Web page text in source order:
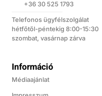
+36 30 525 1793
Telefonos ügyfélszolgálat
hétfőtől-péntekig 8:00-15:30
szombat, vasárnap zárva
Információ
Médiaajánlat